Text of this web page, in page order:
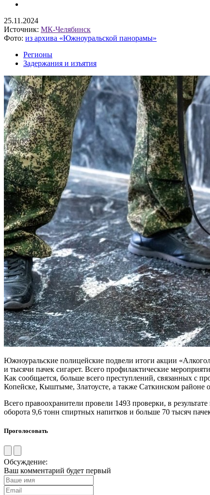
25.11.2024
Источник: МК-Челябинск
Фото: из архива «Южноуральской панорамы»
Регионы
Задержания и изъятия
Южноуральские полицейские подвели итоги акции
и тысячи пачек сигарет. Всего профилактические
Как сообщается, больше всего преступлений, связанных с
Копейске, Кыштыме, Златоусте, а также Саткинском районе
Всего правоохранители провели 1493 проверки, в
оборота 9,6 тонн спиртных напитков и больше 70 тысяч
Проголосовать
Обсуждение:
Ваш комментарий будет первый